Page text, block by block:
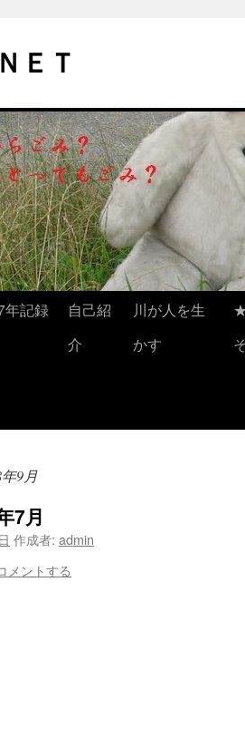
ＥＴ
年記録
自己紹
介
川が人を生
かす
年9月
7月
作成者: admin
メントする